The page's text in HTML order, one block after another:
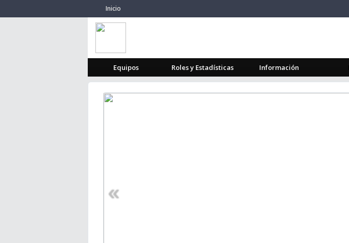
Inicio
Equipos Roles y Estadísticas Información
«